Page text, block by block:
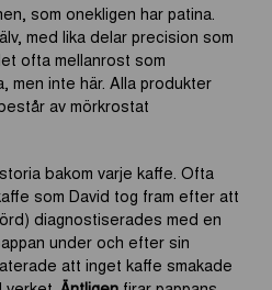
som onekligen har patina.
med lika delar precision som
ofta mellanrost som
men inte här. Alla produkter
av mörkrostat
bakom varje kaffe. Ofta
som David tog fram efter att
diagnostiserades med en
under och efter sin
att inget kaffe smakade